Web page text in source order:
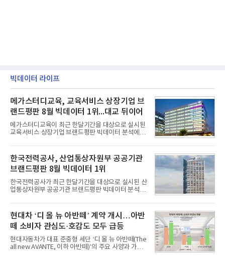
빅데이터 라이프
메가스터디교육, 교육서비스 상장기업 브
랜드평판 8월 빅데이터 1위...대교 뒤이어
메가스터디교육이 최근 한달기간을 대상으로 실시된
교육서비스 상장기업 브랜드평판 빅데이터 분석에서
일 한국기업평판연구소(소장 구창환)는 국내 교육서
비스 상장기업 브랜드를 대상으로 지난 7월 7일부터
8월 7일까지 수집된 소비자 빅데이터 10,074,233건
을 분석한 결과, 메가스터디교육이 브랜드평판지수
1,710,926을 기록하며 8월 1위에 올랐다고 밝혔다.
분석에 활용된 빅데이터는 지난 7월(9,491,206건) 대
비 6.14% 증가한 수치로, 교육서비스 상장기업 브랜
디교육, 대교, 디지
한국전력공사, 산업통상자원부 공공기관
브랜드평판 8월 빅데이터 1위
한국전력공사가 최근 한달기간을 대상으로 실시된 산
업통상자원부 공공기관 브랜드평판 빅데이터 분석에
이 순으로 뒤를 이었다.7일 한국기업평판연구소(소장
구창환)는 산업통상자원부 공공기관 41개 브랜드를
대상으로 지난 7월 7일부터 8월 7일까지 수집된 소비
자 빅데이터 91,102,549건을 분석한 결과, 한국전력
공사가 브랜드평판지수 10,670,633을 기록하며 8월
1위에 올랐다고 밝혔다. 분석에 활용된 빅데이터는 지
난 7월(88,893,823건) 대비 2.48% 증가한 수치다.연
현대차 ‘디 올 뉴 아반떼’ 계약 개시…아반
떼 소비자 관심도·호감도 모두 급등
현대자동차가 대표 준중형 세단 ‘디 올 뉴 아반떼(The
all new AVANTE, 이하 아반떼)’의 주요 사양과 가격